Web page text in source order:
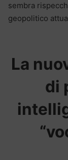
sembra
geopolitico
La
di